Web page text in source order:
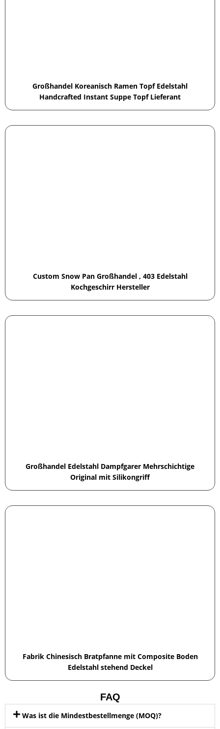
Großhandel Koreanisch Ramen Topf Edelstahl
Handcrafted Instant Suppe Topf Lieferant
Custom Snow Pan Großhandel , 403 Edelstahl
Kochgeschirr Hersteller
Großhandel Edelstahl Dampfgarer Mehrschichtige
Original mit Silikongriff
Fabrik Chinesisch Bratpfanne mit Composite Boden
Edelstahl stehend Deckel
FAQ
Was ist die Mindestbestellmenge (MOQ)?